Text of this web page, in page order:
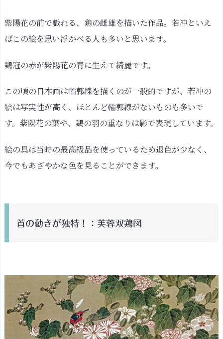
紫陽花の前で戯れる、鶏の雌雄を描いた作品。若冲といえ
ばこの絵を思い浮かべる人も多いと思います。
鶏冠の赤が紫陽花の青に生えて綺麗です。
この頃の日本画は輪郭線を描くのが一般的ですが、若冲の
絵は写実性が高く、ほとんど輪郭線がないものも多いで
す。紫陽花の葉や、鶏の羽の重なりは影で表現しています。
絵の具は当時の最高級品を使っているため退色が少なく、
今でもあざやかな色を見ることができます。
首の動きが独特！：芙蓉双鶏図